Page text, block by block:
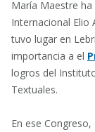
María Maestre
Internacional Elio
tuvo lugar en
importancia a el
logros del
Textuales.
En ese